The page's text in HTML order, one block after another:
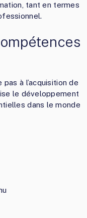
tant en termes
pas à l’acquisition de
le développement
dans le monde